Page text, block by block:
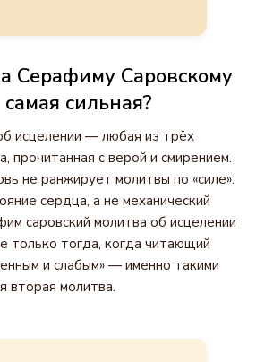
Серафиму Саровскому
сильная?
исцелении — любая из трёх
прочитанная с верой и смирением.
не ранжирует молитвы по «силе»:
сердца, а не механический
саровский молитва об исцелении
только тогда, когда читающий
и слабым» — именно такими
вторая молитва.